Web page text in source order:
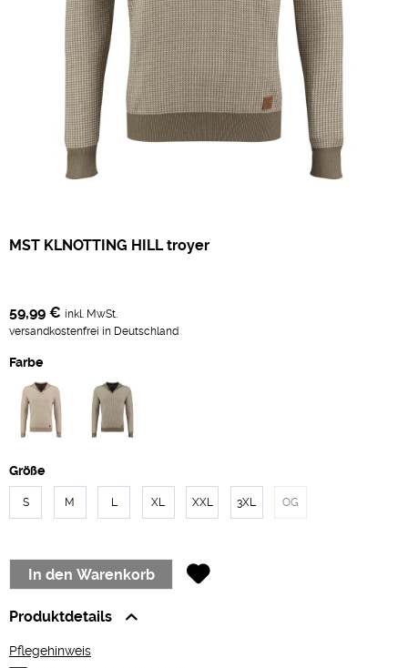
MST KLNOTTING HILL troyer
59,99 € inkl. MwSt.
versandkostenfrei in Deutschland
Farbe
Größe
S M L XL XXL 3XL OG
In den Warenkorb
Produktdetails
Pflegehinweis